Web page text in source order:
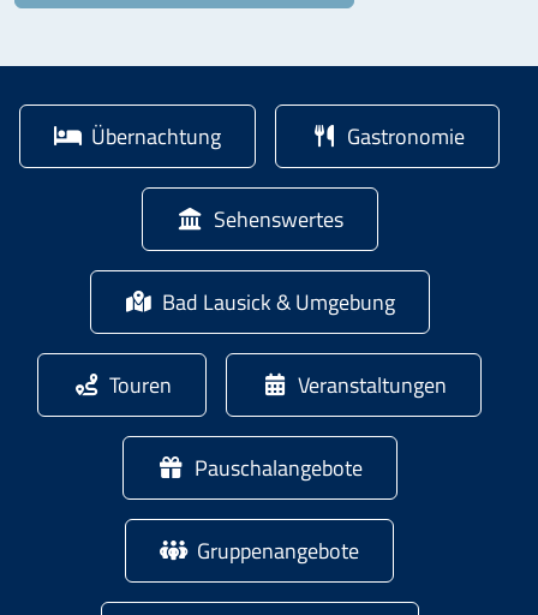
Übernachtung Gastronomie
Sehenswertes
Bad Lausick & Umgebung
Touren Veranstaltungen
Pauschalangebote
Gruppenangebote